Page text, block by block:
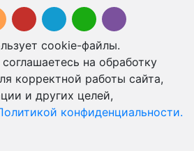
cookie-файлы.
на обработку
корректной работы сайта,
и других целей,
конфиденциальности.